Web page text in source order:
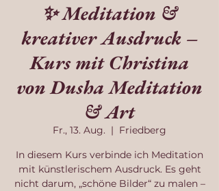
✨ Meditation &
kreativer Ausdruck –
Kurs mit Christina
von Dusha Meditation
& Art
Fr., 13. Aug.
  |
Friedberg
In diesem Kurs verbinde ich Meditation
mit künstlerischem Ausdruck. Es geht
nicht darum, „schöne Bilder“ zu malen –